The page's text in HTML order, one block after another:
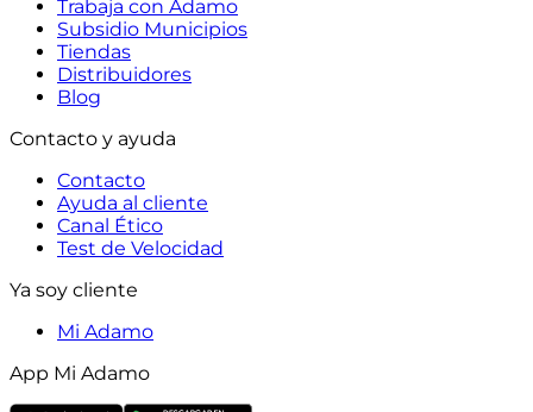
Trabaja con Adamo
Subsidio Municipios
Tiendas
Distribuidores
Blog
Contacto y ayuda
Contacto
Ayuda al cliente
Canal Ético
Test de Velocidad
Ya soy cliente
Mi Adamo
App Mi Adamo